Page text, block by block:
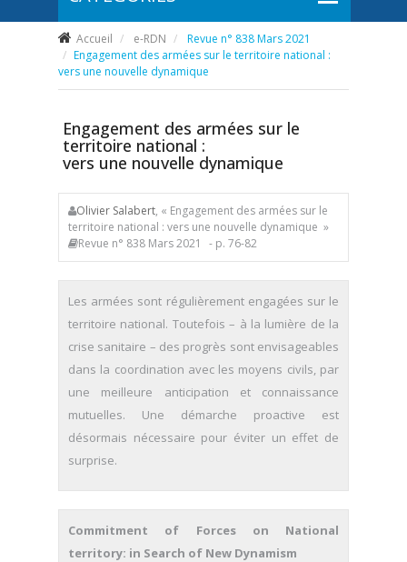
Accueil e-RDN
Revue n° 838 Mars 2021
Engagement des armées sur le territoire national :
vers une nouvelle dynamique
Engagement des armées sur le
territoire national :
vers une nouvelle dynamique
Olivier Salabert, « Engagement des armées sur le
territoire national : vers une nouvelle dynamique »
Revue n° 838 Mars 2021
- p. 76-82
Les armées sont régulièrement engagées sur le
territoire national. Toutefois – à la lumière de la
crise sanitaire – des progrès sont envisageables
dans la coordination avec les moyens civils, par
une meilleure anticipation et connaissance
mutuelles. Une démarche proactive est
désormais nécessaire pour éviter un effet de
surprise.
Commitment of Forces on National
territory: in Search of New Dynamism